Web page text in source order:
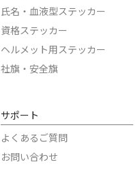
氏名・血液型ステッカー
資格ステッカー
ヘルメット用ステッカー
社旗・安全旗
サポート
よくあるご質問
お問い合わせ